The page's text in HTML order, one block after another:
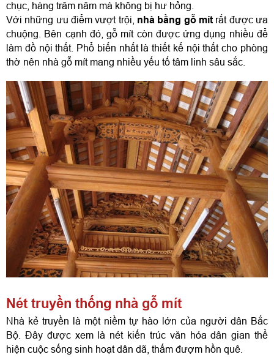
chục, hàng trăm năm mà không bị hư hỏng.
Với những ưu điểm vượt trội, nhà bằng gỗ mít rất được ưa
chuộng. Bên cạnh đó, gỗ mít còn được ứng dụng nhiều để
làm đồ nội thất. Phổ biến nhất là thiết kế nội thất cho phòng
thờ nên nhà gỗ mít mang nhiều yếu tố tâm linh sâu sắc.
Nét truyền thống nhà gỗ mít
Nhà kẻ truyền là một niềm tự hào lớn của người dân Bắc
Bộ. Đây được xem là nét kiến trúc văn hóa dân gian thể
hiện cuộc sống sinh hoạt dân dã, thấm đượm hồn quê.